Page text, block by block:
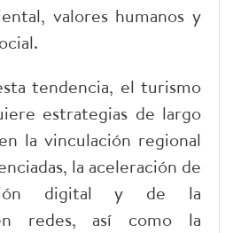
valores humanos y
tendencia, el turismo
estrategias de largo
la vinculación regional
la aceleración de
digital y de la
redes, así como la